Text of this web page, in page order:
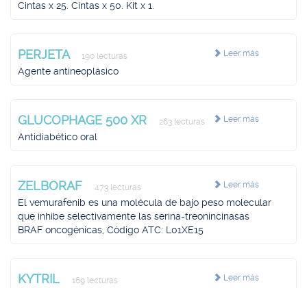
Cintas x 25. Cintas x 50. Kit x 1.
Leer más
PERJETA 190 lecturas
Agente antineoplásico
Leer más
GLUCOPHAGE 500 XR 263 lecturas
Antidiabético oral
Leer más
ZELBORAF 473 lecturas
El vemurafenib es una molécula de bajo peso molecular
que inhibe selectivamente las serina-treonincinasas
BRAF oncogénicas, Código ATC: L01XE15
Leer más
KYTRIL 169 lecturas